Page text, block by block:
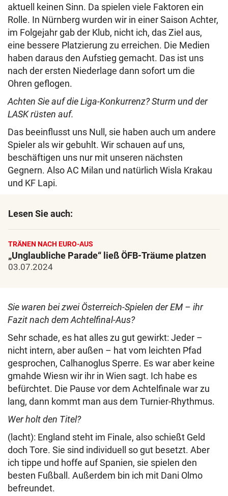
aktuell keinen Sinn. Da spielen viele Faktoren ein
Rolle. In Nürnberg wurden wir in einer Saison Achter,
im Folgejahr gab der Klub, nicht ich, das Ziel aus,
eine bessere Platzierung zu erreichen. Die Medien
haben daraus den Aufstieg gemacht. Das ist uns
nach der ersten Niederlage dann sofort um die
Ohren geflogen.
Achten Sie auf die Liga-Konkurrenz? Sturm und der
LASK rüsten auf.
Das beeinflusst uns Null, sie haben auch um andere
Spieler als wir gebuhlt. Wir schauen auf uns,
beschäftigen uns nur mit unseren nächsten
Gegnern. Also AC Milan und natürlich Wisla Krakau
und KF Lapi.
Lesen Sie auch:
TRÄNEN NACH EURO-AUS
„Unglaubliche Parade“ ließ ÖFB-Träume platzen
03.07.2024
Sie waren bei zwei Österreich-Spielen der EM – ihr
Fazit nach dem Achtelfinal-Aus?
Sehr schade, es hat alles zu gut gewirkt: Jeder –
nicht intern, aber außen – hat vom leichten Pfad
gesprochen, Calhanoglus Sperre. Es war aber keine
gmahde Wiesn wir ihr in Wien sagt. Ich habe es
befürchtet. Die Pause vor dem Achtelfinale war zu
lang, dann kommt man aus dem Turnier-Rhythmus.
Wer holt den Titel?
(lacht): England steht im Finale, also schießt Geld
doch Tore. Sie sind individuell so gut besetzt. Aber
ich tippe und hoffe auf Spanien, sie spielen den
besten Fußball. Außerdem bin ich mit Dani Olmo
befreundet.